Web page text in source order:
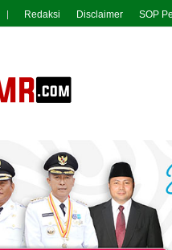
Redaksi Disclaimer SOP